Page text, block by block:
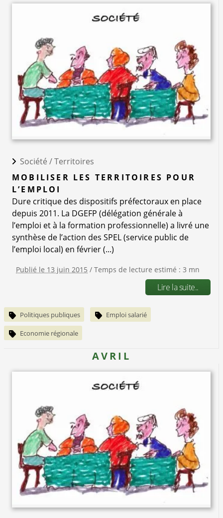
Société /Territoires
MOBILISER LES TERRITOIRES POUR
L’EMPLOI
Dure critique des dispositifs préfectoraux en place
depuis 2011. La DGEFP (délégation générale à
l’emploi et à la formation professionnelle) a livré une
synthèse de l’action des SPEL (service public de
l’emploi local) en février (...)
Publié le 13 juin 2015 / Temps de lecture estimé : 3 mn
Lire la suite..
Politiques publiques Emploi salarié
Economie régionale
AVRIL